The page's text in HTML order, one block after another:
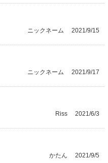
2021/9/15
ニックネーム
2021/9/17
ニックネーム
2021/6/3
Riss
2021/9/5
かたん